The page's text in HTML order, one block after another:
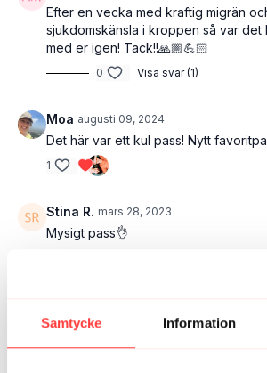
Samtycke Information
Efter en vecka med kraftig migrän
sjukdomskänsla i kroppen så var det
med er igen! Tack!!🙏🏼💪🏻
0 Visa svar (1)
Moa augusti 09, 2024
Det här var ett kul pass! Nytt
1
Stina R. mars 28, 2023
Mysigt pass👌
Har helt missat detta roliga
0